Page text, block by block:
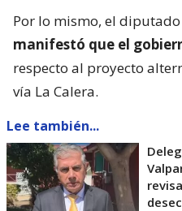
Por lo mismo, el
manifestó que el
respecto al proyecto
vía La Calera.
Lee también...